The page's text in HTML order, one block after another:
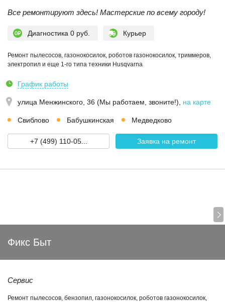
Все ремонтируют здесь! Мастерские по всему городу!
Диагностика 0 руб. Курьер
Ремонт пылесосов, газонокосилок, роботов газонокосилок, триммеров,
электропил и еще 1-го типа техники Husqvarna
График работы
улица Менжинского, 36 (Мы работаем, звоните!) на карте
Свиблово Бабушкинская Медведково
+7 (499) 110-05... Заявка на ремонт
Фикс Быт
Сервис
Ремонт пылесосов, бензопил, газонокосилок, роботов газонокосилок,